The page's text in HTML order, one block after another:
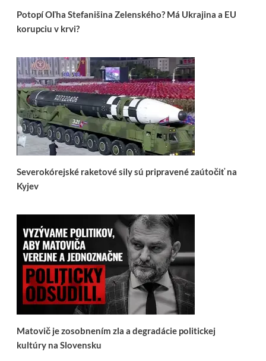
Potopí Oľha Stefanišina Zelenského? Má Ukrajina a EU
korupciu v krvi?
Severokórejské raketové sily sú pripravené zaútočiť na
Kyjev
Matovič je zosobnením zla a degradácie politickej
kultúry na Slovensku